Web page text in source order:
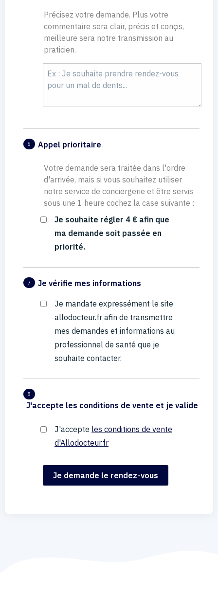
Précisez votre demande. Plus votre
commentaire sera clair, précis et conçis,
meilleure sera notre transmission au
praticien.
6 Appel prioritaire
Votre demande sera traitée dans l'ordre
d'arrivée, mais si vous souhaitez utiliser
notre service de conciergerie et être servis
sous une 1 heure cochez la case suivante :
Je souhaite régler 4 € afin que
ma demande soit passée en
priorité.
7 Je vérifie mes informations
Je mandate expressément le site
allodocteur.fr afin de transmettre
mes demandes et informations au
professionnel de santé que je
souhaite contacter.
8
J'accepte les conditions de vente et je valide
J'accepte les conditions de vente
d'Allodocteur.fr